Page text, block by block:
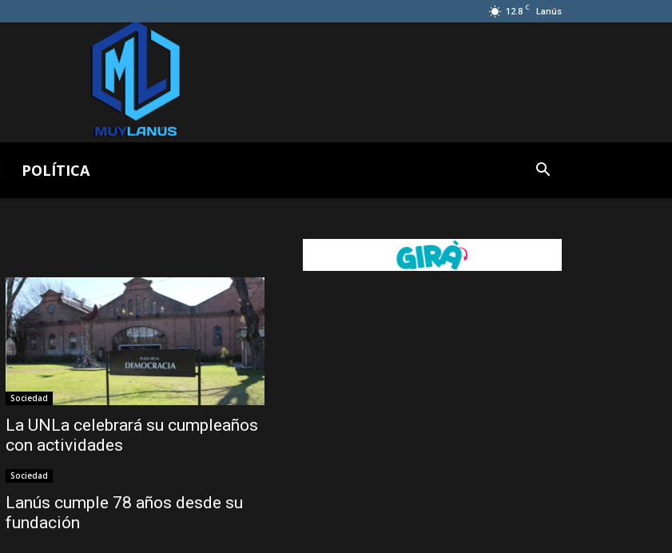
12.8 C Lanús
Lanús
POLÍTICA
Sociedad
La UNLa celebrará su cumpleaños
con actividades
Sociedad
Lanús cumple 78 años desde su
fundación